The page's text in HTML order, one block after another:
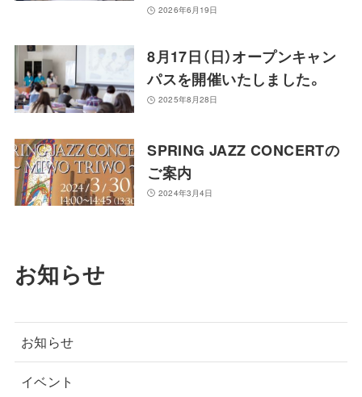
2026年6月19日
8月17日（日）オープンキャン
パスを開催いたしました。
2025年8月28日
SPRING JAZZ CONCERTの
ご案内
2024年3月4日
お知らせ
お知らせ
イベント